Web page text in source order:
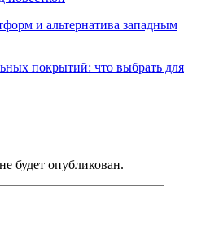
и альтернатива западным
покрытий: что выбрать для
будет опубликован.